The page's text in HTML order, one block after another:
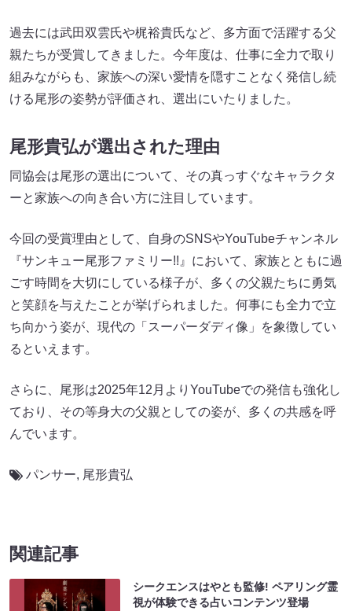
過去には武田双雲氏や梶裕貴氏など、多方面で活躍する父
親たちが受賞してきました。今年度は、仕事に全力で取り
組みながらも、家族への深い愛情を隠すことなく発信し続
ける尾形の姿勢が評価され、選出にいたりました。
尾形貴弘が選出された理由
同協会は尾形の選出について、その真っすぐなキャラクタ
ーと家族への向き合い方に注目しています。
今回の受賞理由として、自身のSNSやYouTubeチャンネル
『サンキュー尾形ファミリー!!』において、家族とともに過
ごす時間を大切にしている様子が、多くの父親たちに勇気
と笑顔を与えたことが挙げられました。何事にも全力で立
ち向かう姿が、現代の「スーパーダディ像」を象徴してい
るといえます。
さらに、尾形は2025年12月よりYouTubeでの発信も強化し
ており、その等身大の父親としての姿が、多くの共感を呼
んでいます。
パンサー, 尾形貴弘
関連記事
シークエンスはやとも監修! ペアリング霊
視が体験できる占いコンテンツ登場